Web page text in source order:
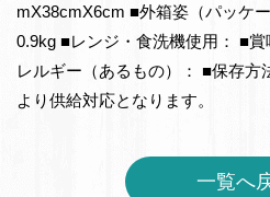
mX38cmX6cm ■外箱姿（パッケ
0.9kg ■レンジ・食洗機使用： ■
レルギー（あるもの）： ■保存方
より供給対応となります。
一覧へ